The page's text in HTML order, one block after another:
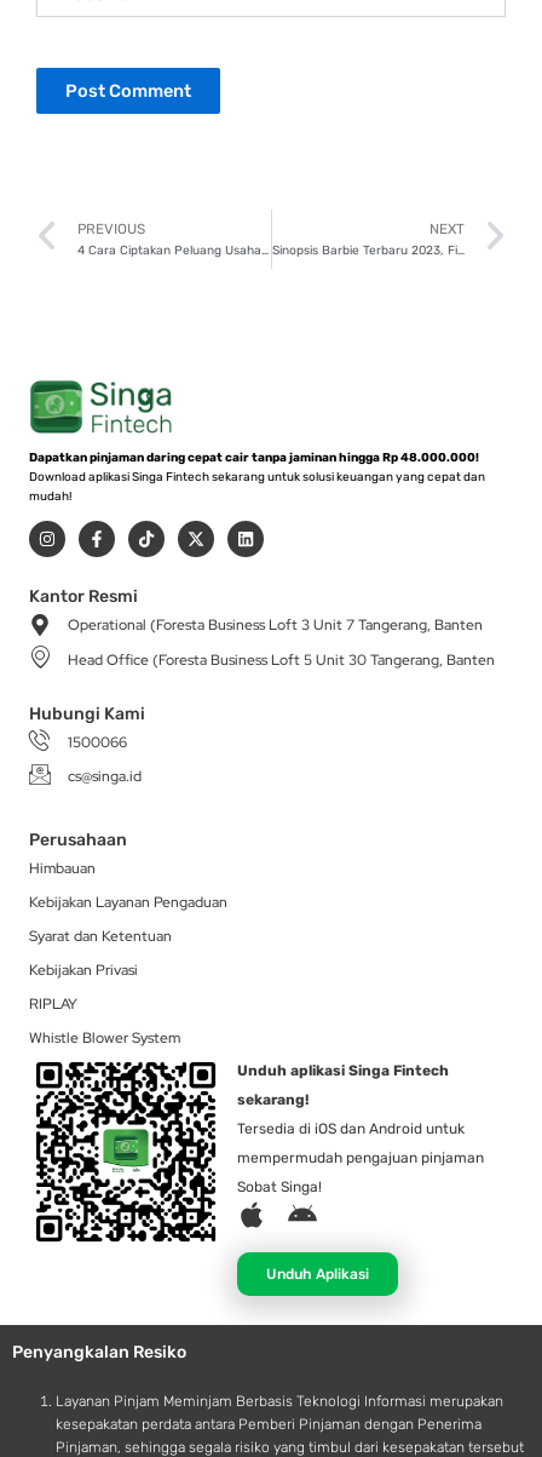
Prev
PREVIOUS
4 Cara Ciptakan Peluang Usaha di Desa Agar Tingkatkan Ekonomi Masyarakat
NEXT
Sinopsis Barbie Terbaru 2023, Film yang Sedang Tren Sedunia!
Dapatkan pinjaman daring cepat cair tanpa jaminan hingga Rp 48.000.000!
Download aplikasi Singa Fintech sekarang untuk solusi keuangan yang cepat dan
mudah!
I
n
s
a
g
r
a
m
F
a
c
b
o
-
T
i
k
X
-
t
t
r
L
i
n
i
Kantor Resmi
Operational (Foresta Business Loft 3 Unit 7 Tangerang, Banten
Head Office (Foresta Business Loft 5 Unit 30 Tangerang, Banten
Hubungi Kami
1500066
cs@singa.id
Perusahaan
Himbauan
Kebijakan Layanan Pengaduan
Syarat dan Ketentuan
Kebijakan Privasi
RIPLAY
Whistle Blower System
Unduh aplikasi Singa Fintech
sekarang!
Tersedia di iOS dan Android untuk
mempermudah pengajuan pinjaman
Sobat Singa!
A
p
l
e
A
d
r
o
d
Unduh Aplikasi
Penyangkalan Resiko
Layanan Pinjam Meminjam Berbasis Teknologi Informasi merupakan
kesepakatan perdata antara Pemberi Pinjaman dengan Penerima
Pinjaman, sehingga segala risiko yang timbul dari kesepakatan tersebut